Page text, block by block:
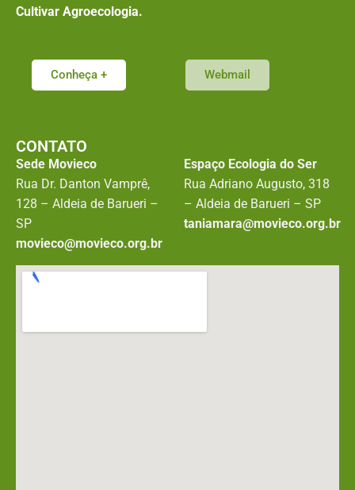
Cultivar Agroecologia.
Conheça + Webmail
CONTATO
Sede Movieco
Rua Dr. Danton Vamprê,
128 – Aldeia de Barueri –
SP
movieco@movieco.org.br
Espaço Ecologia do Ser
Rua Adriano Augusto, 318
– Aldeia de Barueri – SP
taniamara@movieco.org.br